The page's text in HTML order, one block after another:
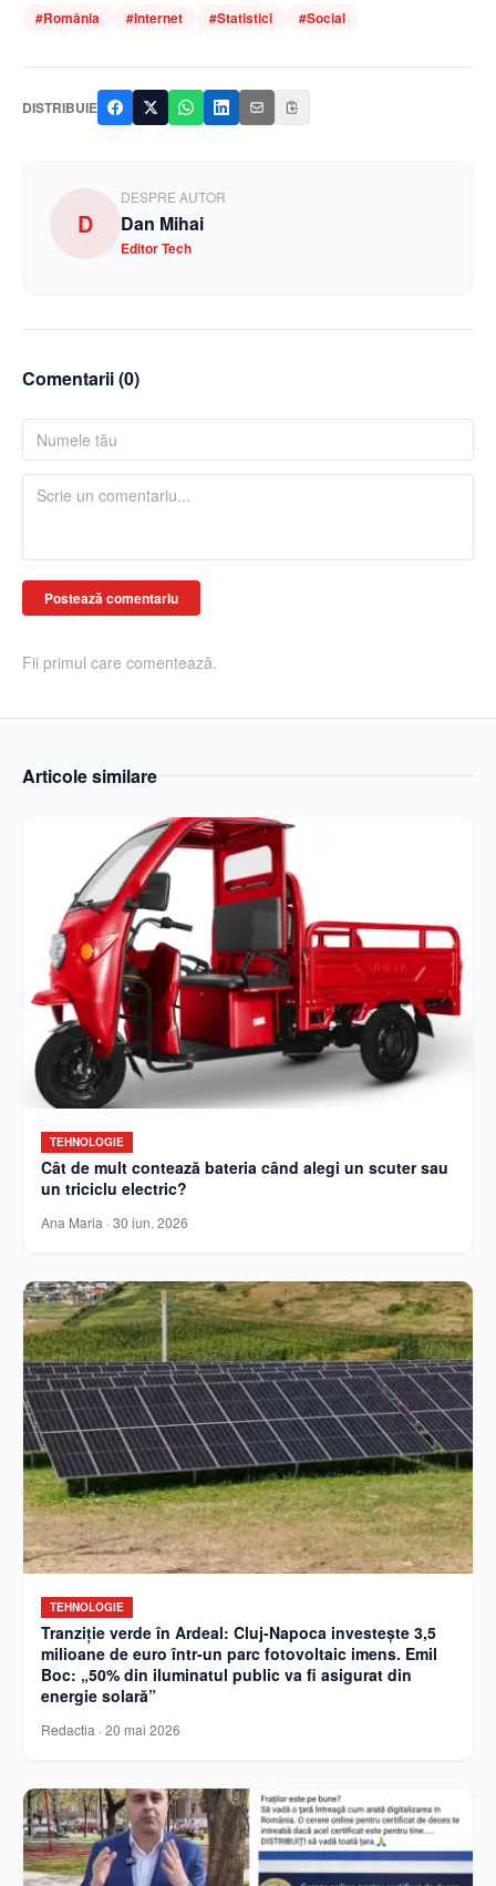
#România #Internet #Statistici #Social
DISTRIBUIE
D
DESPRE AUTOR
Dan Mihai
Editor Tech
Comentarii (0)
Postează comentariu
Fii primul care comentează.
Articole similare
TEHNOLOGIE
Cât de mult contează bateria când alegi un scuter sau
un triciclu electric?
Ana Maria · 30 iun. 2026
TEHNOLOGIE
Tranziție verde în Ardeal: Cluj-Napoca investește 3,5
milioane de euro într-un parc fotovoltaic imens. Emil
Boc: „50% din iluminatul public va fi asigurat din
energie solară”
Redactia · 20 mai 2026